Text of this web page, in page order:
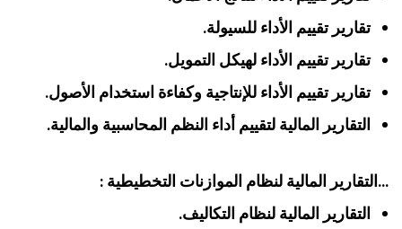
تقارير تقييم الأداء للسيولة.
تقارير تقييم الأداء لهيكل التمويل.
تقارير تقييم الأداء للإنتاجية وكفاءة استخدام الأصول.
التقارير المالية لتقييم أداء النظم المحاسبية والمالية.
…التقارير المالية لنظام الموازنات التخطيطية :
التقارير المالية لنظام التكاليف.